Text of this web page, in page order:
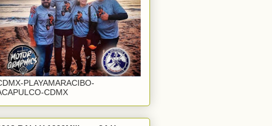
PLAYAMARACIBO-
CDMX